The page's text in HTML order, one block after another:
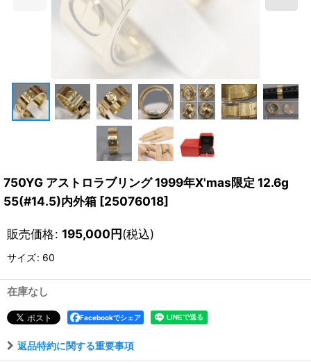
750YG アストロラブリング 1999年X'mas限定 12.6g
55(#14.5)内外箱 [25076018]
販売価格: 195,000円(税込)
サイズ: 60
在庫なし
Facebookでシェア
返品特約に関する重要事項